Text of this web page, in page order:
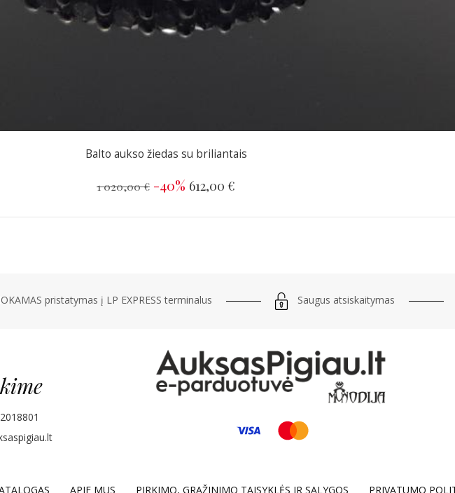
Balto aukso žiedas su briliantais
1 020,00 € -40% 612,00 €
pristatymas į LP EXPRESS terminalus Saugus atsiskaitymas
APIE MUS PIRKIMO, GRĄŽINIMO TAISYKLĖS IR SĄLYGOS PRIVATUMO